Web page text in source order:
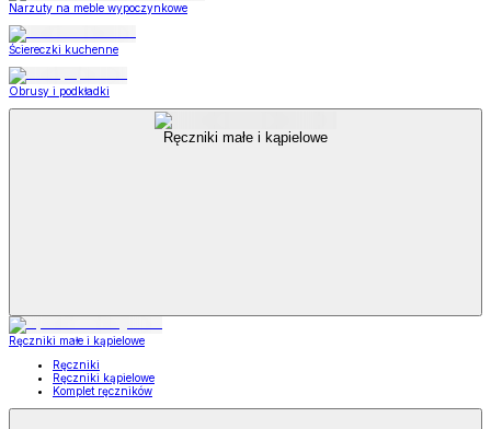
Narzuty na meble wypoczynkowe
Ściereczki kuchenne
Obrusy i podkładki
Ręczniki małe i kąpielowe
Ręczniki małe i kąpielowe
Ręczniki
Ręczniki kąpielowe
Komplet ręczników